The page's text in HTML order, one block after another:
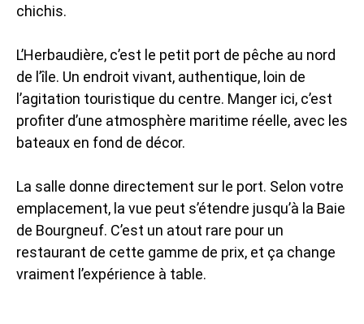
chichis.
L’Herbaudière, c’est le petit port de pêche au nord
de l’île. Un endroit vivant, authentique, loin de
l’agitation touristique du centre. Manger ici, c’est
profiter d’une atmosphère maritime réelle, avec les
bateaux en fond de décor.
La salle donne directement sur le port. Selon votre
emplacement, la vue peut s’étendre jusqu’à la Baie
de Bourgneuf. C’est un atout rare pour un
restaurant de cette gamme de prix, et ça change
vraiment l’expérience à table.